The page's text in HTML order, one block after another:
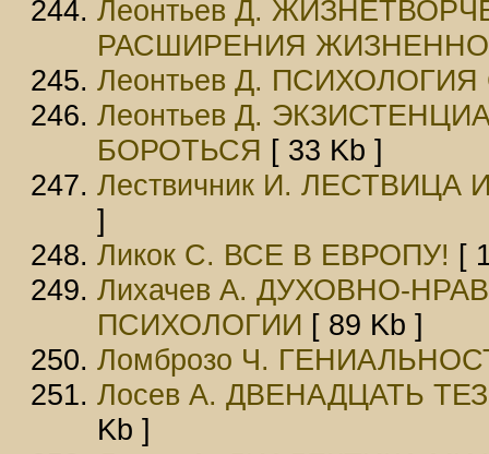
Леонтьев Д.
РАСШИРЕНИЯ
Леонтьев Д.
Леонтьев Д.
БОРОТЬСЯ [ 33 Kb ]
Лествичник И.
]
Ликок С. ВСЕ В ЕВРОПУ! [
Лихачев А. ДУХОВНО-
ПСИХОЛОГИИ [ 89 Kb ]
Ломброзо Ч.
Лосев А. ДВЕНАДЦАТЬ
Kb ]